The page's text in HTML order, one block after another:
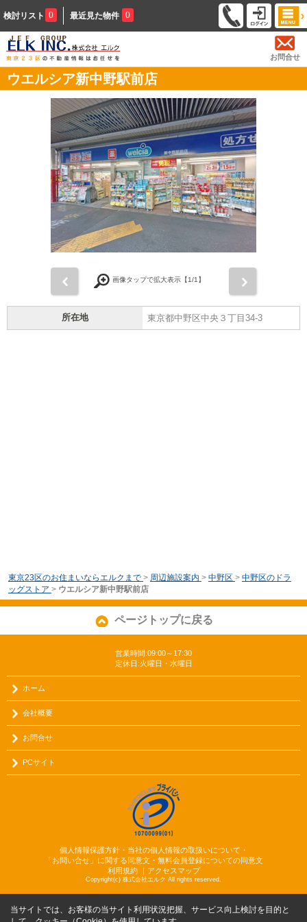
検討リスト 0 最近見た物件 0
お問合せ
ウエルシア新中野駅前店
画像タップで拡大表示【1/1】
所在地 東京都中野区中央３丁目34-3
東京23区のお住まいならエルクまで > 周辺施設案内 > 中野区 > 中野区のドラ
ッグストア > ウエルシア新中野駅前店
ページトップに戻る
営業時間:09:00～17:30
定休日:火曜日・水曜日
ホーム
会社概要
お問合せ
PCサイト
個人情報保護方針・当社の個人情報の取扱いについて・
「お問い合せ」に関する同意文・無料会員登録についての同意文
利用規約｜ アクセスマップ
Copyright(c) 株式会社エルク All rights reserved.
当サイトでは、お客様の当サイト利用状況把握、サービス向上検討を目的と